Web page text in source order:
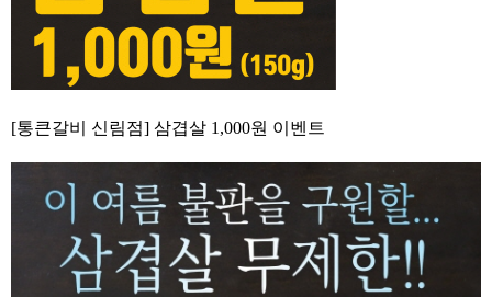
[통큰갈비 신림점] 삼겹살 1,000원 이벤트